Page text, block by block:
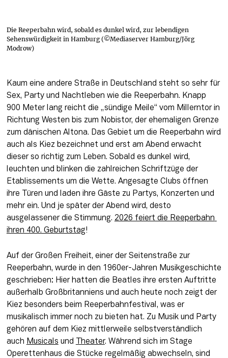
Die Reeperbahn wird, sobald es dunkel wird, zur lebendigen
Sehenswürdigkeit in Hamburg (©Mediaserver Hamburg/Jörg
Modrow)
Kaum eine andere Straße in Deutschland steht so sehr für
Sex, Party und Nachtleben wie die Reeperbahn. Knapp
900 Meter lang reicht die „sündige Meile“ vom Millerntor in
Richtung Westen bis zum Nobistor, der ehemaligen Grenze
zum dänischen Altona. Das Gebiet um die Reeperbahn wird
auch als Kiez bezeichnet und erst am Abend erwacht
dieser so richtig zum Leben. Sobald es dunkel wird,
leuchten und blinken die zahlreichen Schriftzüge der
Etablissements um die Wette. Angesagte Clubs öffnen
ihre Türen und laden ihre Gäste zu Partys, Konzerten und
mehr ein. Und je später der Abend wird, desto
ausgelassener die Stimmung. 2026 feiert die Reeperbahn
ihren 400. Geburtstag!
Auf der Großen Freiheit, einer der Seitenstraße zur
Reeperbahn, wurde in den 1960er-Jahren Musikgeschichte
geschrieben: Hier hatten die Beatles ihre ersten Auftritte
außerhalb Großbritanniens und auch heute noch zeigt der
Kiez besonders beim Reeperbahnfestival, was er
musikalisch immer noch zu bieten hat. Zu Musik und Party
gehören auf dem Kiez mittlerweile selbstverständlich
auch Musicals und Theater. Während sich im Stage
Operettenhaus die Stücke regelmäßig abwechseln, sind